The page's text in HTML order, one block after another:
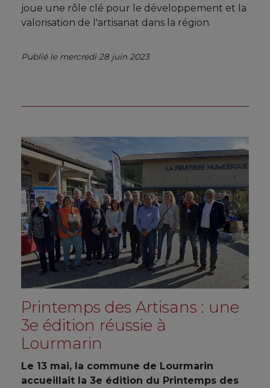
joue une rôle clé pour le développement et la
valorisation de l'artisanat dans la région.
Publié le mercredi 28 juin 2023
Printemps des Artisans : une
3e édition réussie à
Lourmarin
Le 13 mai, la commune de Lourmarin
accueillait la 3e édition du Printemps des